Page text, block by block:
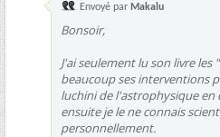
Envoyé par Makalu
Bonsoir,
J'ai seulement lu son livre les
beaucoup ses interventions
luchini de l'astrophysique en
ensuite je le ne connais
personnellement.